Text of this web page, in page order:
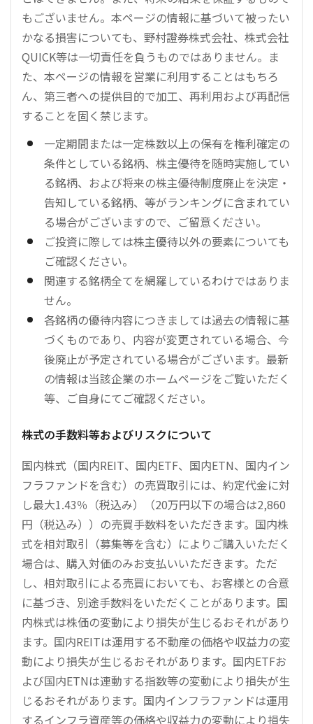
もございません。本ページの情報に基づいて被ったい
かなる損害についても、野村證券株式会社、株式会社
QUICK等は一切責任を負うものではありません。ま
た、本ページの情報を営業に利用することはもちろ
ん、第三者への提供目的で加工、再利用および再配信
することを固く禁じます。
一定期間または一定株数以上の保有を権利確定の
条件としている銘柄、株主優待を随時実施してい
る銘柄、および将来の株主優待制度廃止を決定・
告知している銘柄、等がランキングに含まれてい
る場合がございますので、ご留意ください。
ご投資に際しては株主優待以外の要素についても
ご確認ください。
関連する銘柄全てを網羅しているわけではありま
せん。
各銘柄の優待内容につきましては過去の情報に基
づくものであり、内容が変更されている場合、今
後廃止が予定されている場合がございます。最新
の情報は当該企業のホームページをご覧いただく
等、ご自身にてご確認ください。
株式の手数料等およびリスクについて
国内株式（国内REIT、国内ETF、国内ETN、国内イン
フラファンドを含む）の売買取引には、約定代金に対
し最大1.43％（税込み）（20万円以下の場合は2,860
円（税込み））の売買手数料をいただきます。国内株
式を相対取引（募集等を含む）によりご購入いただく
場合は、購入対価のみお支払いいただきます。ただ
し、相対取引による売買においても、お客様との合意
に基づき、別途手数料をいただくことがあります。国
内株式は株価の変動により損失が生じるおそれがあり
ます。国内REITは運用する不動産の価格や収益力の変
動により損失が生じるおそれがあります。国内ETFお
よび国内ETNは連動する指数等の変動により損失が生
じるおそれがあります。国内インフラファンドは運用
するインフラ資産等の価格や収益力の変動により損失